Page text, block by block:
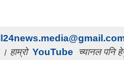
हाम्रो YouTube च्यानल पनि